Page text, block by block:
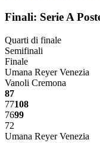
Finali: Serie A
Quarti di finale
Semifinali
Finale
Umana Reyer Venezia
Vanoli Cremona
87
77108
7699
72
Umana Reyer Venezia